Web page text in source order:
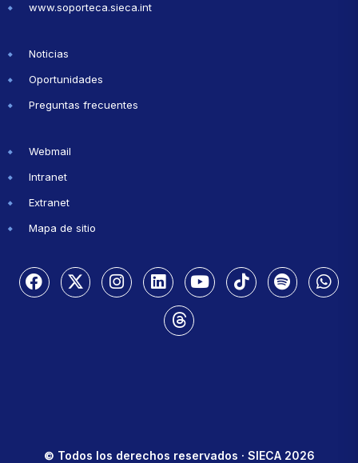
www.soporteca.sieca.int
Noticias
Oportunidades
Preguntas frecuentes
Webmail
Intranet
Extranet
Mapa de sitio
© Todos los derechos reservados · SIECA 2026